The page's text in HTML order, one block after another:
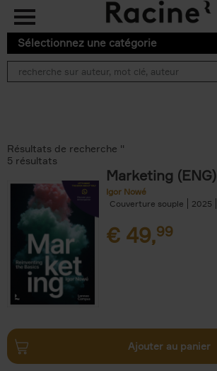
Aller au contenu principal
Sélectionnez une catégorie
Résultats de recherche ''
5 résultats
Marketing (ENG)
Igor Nowé
Couverture souple
2025
€ 49,99
Ajouter au panier